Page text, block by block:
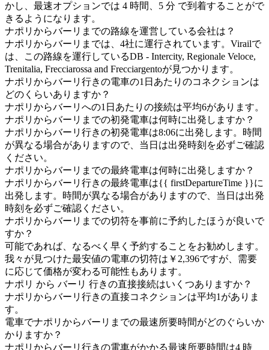
かし、最速オプションでは 4 時間、5 分 で到着することがで
きるようになります。
ナポリからバーリまでの路線を運営している会社は？
ナポリからバーリまでは、4社に運行されています。Virailで
は、この路線を運行しているDB - Intercity, Regionale Veloce,
Trenitalia, Frecciarossa and Frecciargentoが見つかります。
ナポリからバーリ行きの電車の1日あたりのコネクションは
どのくらいありますか？
ナポリからバーリへの1日あたりの接続は平均6があります。
ナポリからバーリまでの初発電車は何時に出発しますか？
ナポリからバーリ行きの初発電車は8:06に出発します。時間
が異なる場合がありますので、当日は出発時刻を必ずご確認
ください。
ナポリからバーリまでの最終電車は何時に出発しますか？
ナポリからバーリ行きの最終電車は{{ firstDepartureTime }}に
出発します。時間が異なる場合がありますので、当日は出発
時刻を必ずご確認ください。
ナポリからバーリまでの切符を事前に予約したほうが良いで
すか？
可能であれば、なるべく早く予約することをお勧めします。
我々が見つけた最安値の電車の切符は￥2,396ですが、需要
に応じて価格が変わる可能性もあります。
ナポリ から バーリ 行きの直接接続はいくつありますか？
ナポリからバーリ行きの直接コネクションは平均1がありま
す。
電車でナポリからバーリまでの最速所要時間がどのぐらいか
かりますか？
ナポリからバーリ行きの電車がかかる最速所要時間は4 時